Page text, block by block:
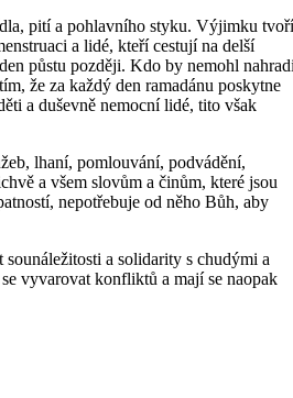
pití a pohlavního styku. Výjimku tvoří
a lidé, kteří cestují na delší
půstu později. Kdo by nemohl
že za každý den ramadánu poskytne
a duševně nemocní lidé, tito však
lhaní, pomlouvání, podvádění,
a všem slovům a činům, které jsou
nepotřebuje od něho Bůh, aby
a solidarity s chudými a
vyvarovat konfliktů a mají se naopak